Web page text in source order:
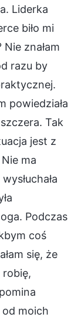
Liderka
biło mi
znałam
razu by
powiedziała
Tak
jest z
ma
Podczas
coś
się, że
moich